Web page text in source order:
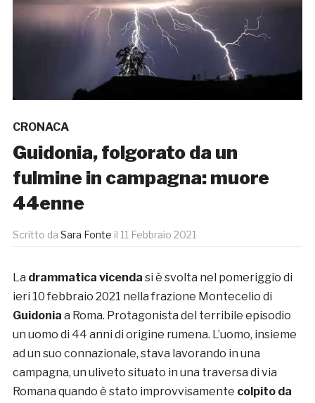
CRONACA
Guidonia, folgorato da un
fulmine in campagna: muore
44enne
Scritto da Sara Fonte il 11 Febbraio 2021
La drammatica vicenda si è svolta nel pomeriggio di
ieri 10 febbraio 2021 nella frazione Montecelio di
Guidonia a Roma. Protagonista del terribile episodio
un uomo di 44 anni di origine rumena. L’uomo, insieme
ad un suo connazionale, stava lavorando in una
campagna, un uliveto situato in una traversa di via
Romana quando è stato improvvisamente colpito da